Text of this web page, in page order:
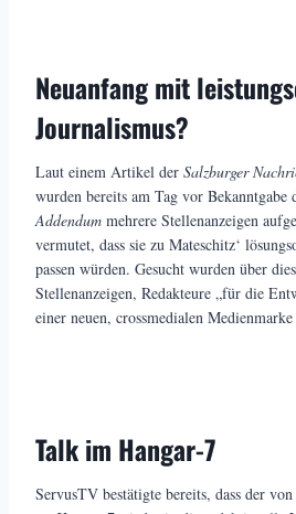
Neuanfang mit
Journalismus?
Laut einem Artikel der Salzburger
wurden bereits am Tag vor
Addendum mehrere Stellenanzeigen
vermutet, dass sie zu Mateschitz‘
passen würden. Gesucht wurden über
Stellenanzeigen, Redakteure „für die
einer neuen, crossmedialen
Talk im Hangar-7
ServusTV bestätigte bereits, dass der von